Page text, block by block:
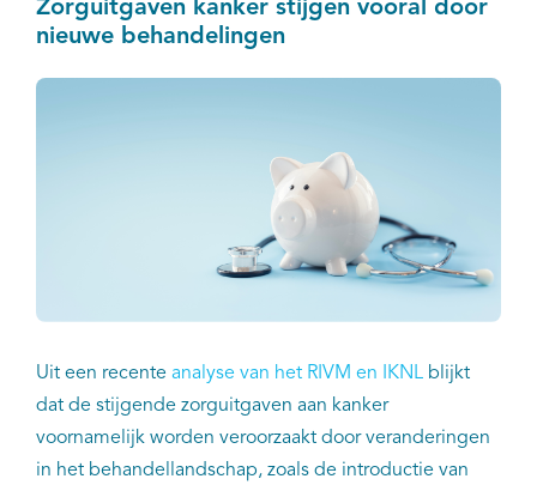
Zorguitgaven kanker stijgen vooral door
nieuwe behandelingen
Uit een recente analyse van het RIVM en IKNL blijkt
dat de stijgende zorguitgaven aan kanker
voornamelijk worden veroorzaakt door veranderingen
in het behandellandschap, zoals de introductie van